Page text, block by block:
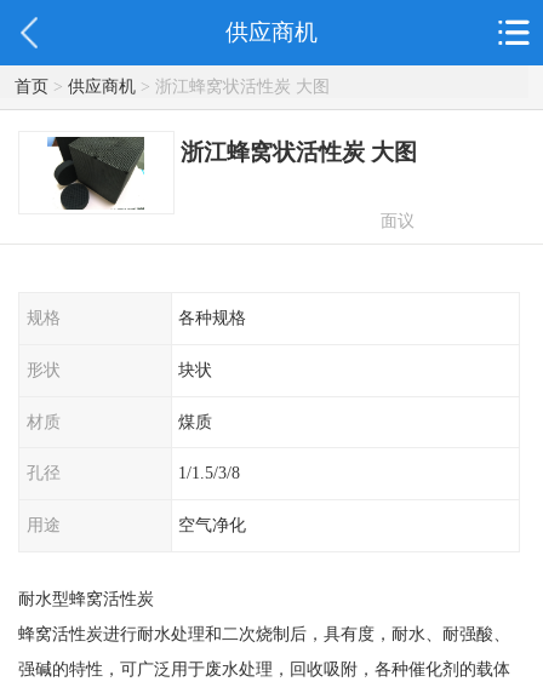
供应商机
首页> 供应商机> 浙江蜂窝状活性炭 大图
浙江蜂窝状活性炭 大图
面议
规格 各种规格
形状 块状
材质 煤质
孔径 1/1.5/3/8
用途 空气净化
耐水型蜂窝活性炭
蜂窝活性炭进行耐水处理和二次烧制后，具有度，耐水、耐强酸、
强碱的特性，可广泛用于废水处理，回收吸附，各种催化剂的载体